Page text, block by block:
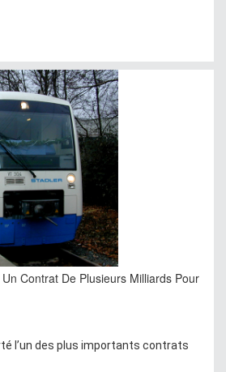
Contrat De Plusieurs Milliards Pour
l’un des plus importants contrats